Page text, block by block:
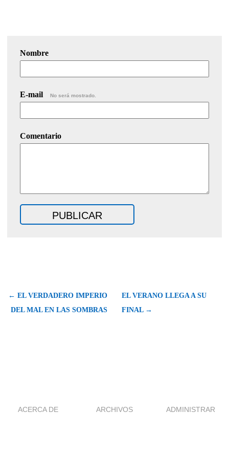
Nombre
E-mail No será mostrado.
Comentario
← EL VERDADERO IMPERIO
DEL MAL EN LAS SOMBRAS
EL VERANO LLEGA A SU
FINAL →
ACERCA DE ARCHIVOS ADMINISTRAR